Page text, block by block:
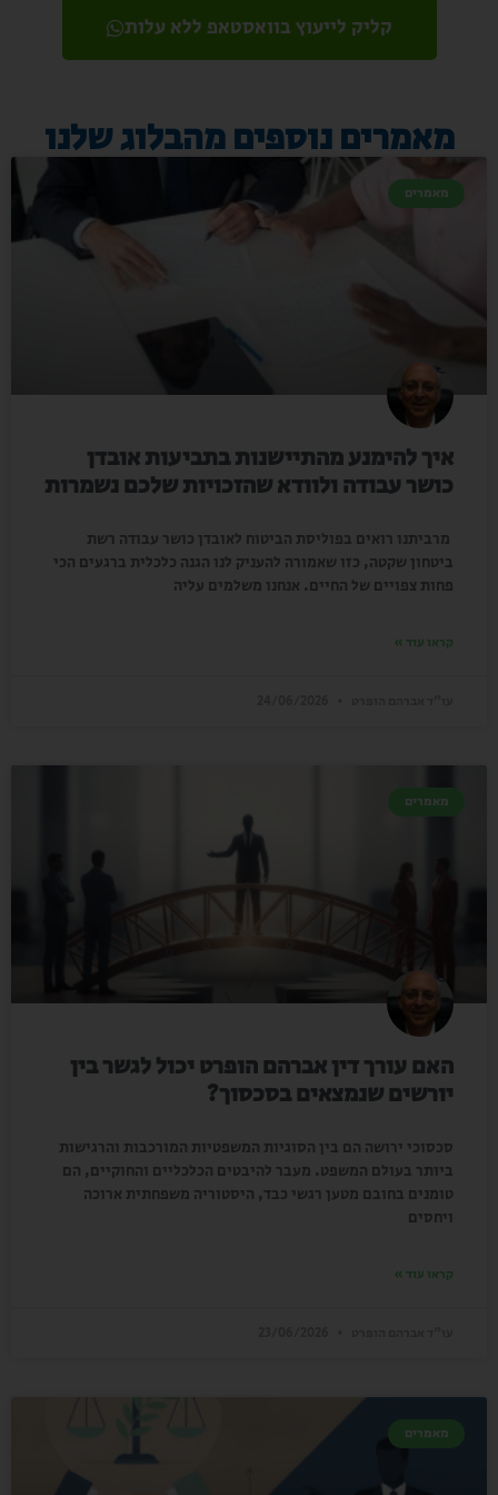
קליק לייעוץ בוואסטאפ ללא עלות
מאמרים נוספים מהבלוג שלנו
מאמרים
איך להימנע מהתיישנות בתביעות אובדן
כושר עבודה ולוודא שהזכויות שלכם נשמרות
מרביתנו רואים בפוליסת הביטוח לאובדן כושר עבודה רשת
ביטחון שקטה, כזו שאמורה להעניק לנו הגנה כלכלית ברגעים הכי
פחות צפויים של החיים. אנחנו משלמים עליה
קראו עוד »
מאמרים
האם עורך דין אברהם הופרט יכול לגשר בין
יורשים שנמצאים בסכסוך?
סכסוכי ירושה הם בין הסוגיות המשפטיות המורכבות והרגישות
ביותר בעולם המשפט. מעבר להיבטים הכלכליים והחוקיים, הם
טומנים בחובם מטען רגשי כבד, היסטוריה משפחתית ארוכה
ויחסים
קראו עוד »
מאמרים